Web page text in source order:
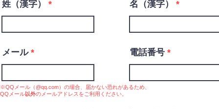
姓（漢字）
メール
名（漢字）
電話番号
※QQメール（@qq.com）の場合、届かない恐れがあるため、
QQメール以外のメールアドレスをご利用ください。